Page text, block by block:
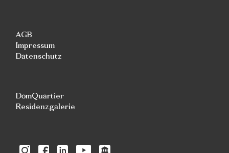
AGB
Impressum
Datenschutz
DomQuartier
Residenzgalerie